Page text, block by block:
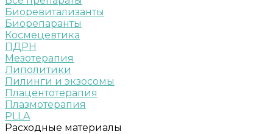
Биоревитализанты
Биорепаранты
Космецевтика
ПДРН
Мезотерапия
Липолитики
Пилинги и экзосомы
Плацентотерапия
Плазмотерапия
PLLA
Расходные материалы